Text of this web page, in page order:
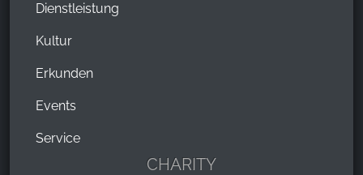
Dienstleistung
Kultur
Erkunden
Events
Service
CHARITY